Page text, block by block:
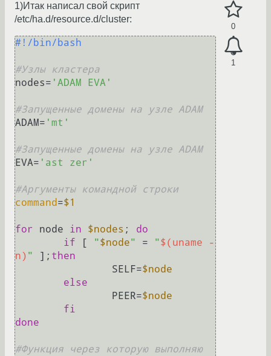
0
1
1)Итак написал свой скрипт
/etc/ha.d/resource.d/cluster:
#!/bin/bash
#Узлы кластера
nodes= 'ADAM EVA'
#Запущенные домены на узле ADAM
ADAM= 'mt'
#Запущенные домены на узле ADAM
EVA= 'ast zer'
#Аргументы командной строки
command=$1
for node in $nodes ; do
if [ "$node" = "$(uname -
n) " ]; then
		SELF=
$node
else
		PEER=
$node
fi
done
#Функция через которую выполняю